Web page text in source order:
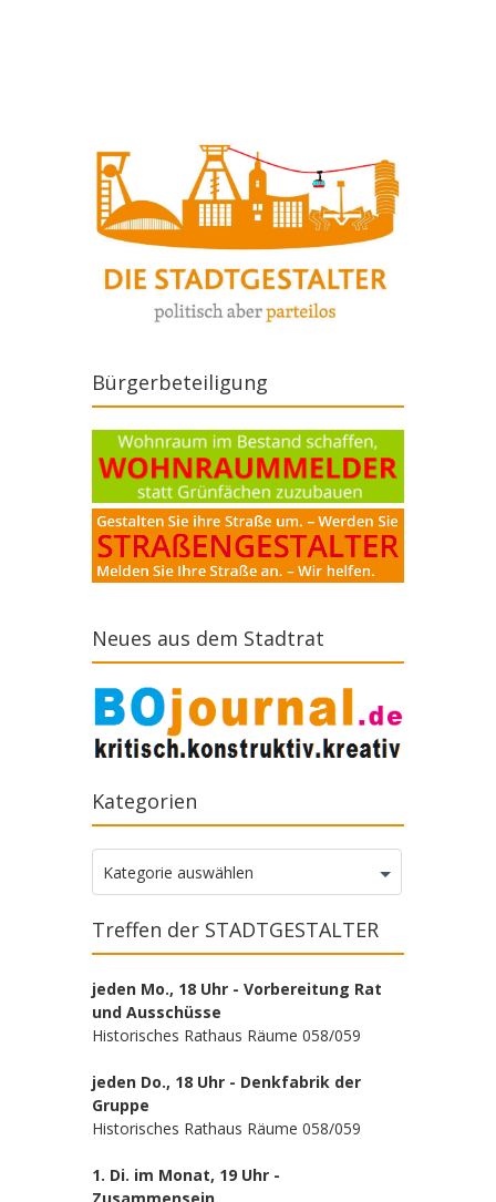
Bürgerbeteiligung
Neues aus dem Stadtrat
Kategorien
Kategorien
Kategorie auswählen
Treffen der STADTGESTALTER
jeden Mo., 18 Uhr - Vorbereitung Rat
und Ausschüsse
Historisches Rathaus Räume 058/059
jeden Do., 18 Uhr - Denkfabrik der
Gruppe
Historisches Rathaus Räume 058/059
1. Di. im Monat, 19 Uhr -
Zusammensein